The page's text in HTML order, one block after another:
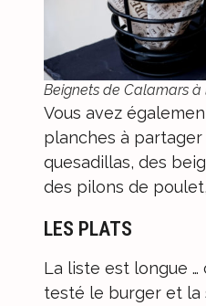
Beignets de Calamars
Vous avez
planches à partager
quesadillas, des
des pilons de
LES PLATS
La liste est longue …
testé le burger et la